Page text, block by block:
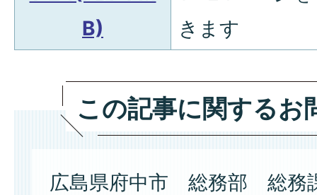
B)
きます
この記事に関するお
広島県府中市 総務部 総務